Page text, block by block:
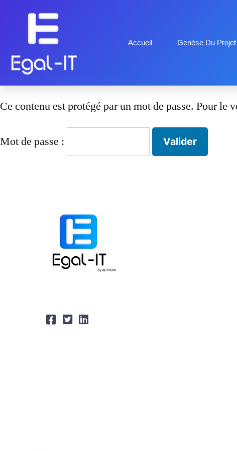
Accueil Genèse Du Projet
Ce contenu est protégé par un mot de passe. Pour
Mot de passe :